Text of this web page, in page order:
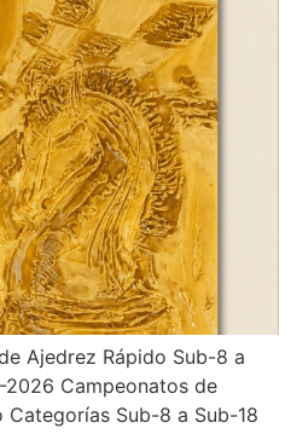
Ajedrez Rápido Sub-8 a
2026 Campeonatos de
Categorías Sub-8 a Sub-18